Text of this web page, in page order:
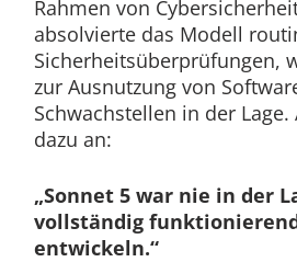
Rahmen von
absolvierte das Modell
Sicherheitsüberprüfungen,
zur Ausnutzung von
Schwachstellen in der
dazu an:
„Sonnet 5 war nie in der
vollständig
entwickeln.“